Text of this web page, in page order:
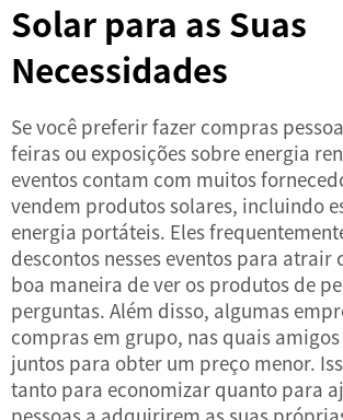
Solar para as Suas
Necessidades
Se você preferir fazer compras
feiras ou exposições sobre energia
eventos contam com muitos
vendem produtos solares, incluindo
energia portáteis. Eles
descontos nesses eventos para atrair
boa maneira de ver os produtos de
perguntas. Além disso, algumas
compras em grupo, nas quais
juntos para obter um preço menor.
tanto para economizar quanto para